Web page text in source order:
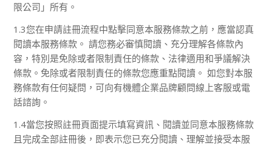
限公司」所有。
1.3您在申請註冊流程中點擊同意本服務條款之前，應當認真
閱讀本服務條款。 請您務必審慎閱讀、充分理解各條款內
容，特別是免除或者限制責任的條款、法律適用和爭議解決
條款。免除或者限制責任的條款您應重點閱讀。 如您對本服
務條款有任何疑問，可向有機體企業品牌顧問線上客服或電
話諮詢。
1.4當您按照註冊頁面提示填寫資訊、閱讀並同意本服務條款
且完成全部註冊後，即表示您已充分閱讀、理解並接受本服